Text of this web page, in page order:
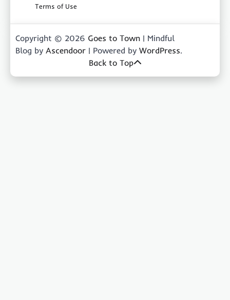
Terms of Use
Copyright © 2026 Goes to Town | Mindful
Blog by Ascendoor | Powered by WordPress.
Back to Top